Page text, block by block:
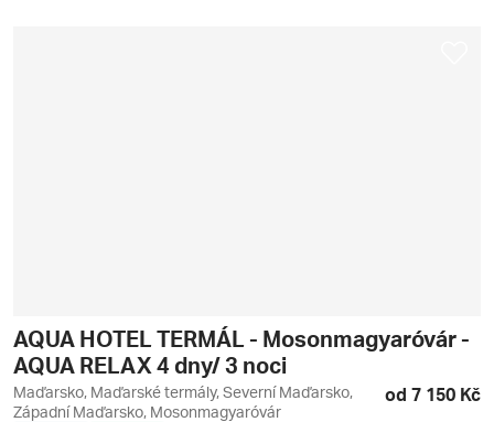
AQUA HOTEL TERMÁL - Mosonmagyaróvár -
AQUA RELAX 4 dny/ 3 noci
Maďarsko, Maďarské termály, Severní Maďarsko,
Západní Maďarsko, Mosonmagyaróvár
od 7 150 Kč